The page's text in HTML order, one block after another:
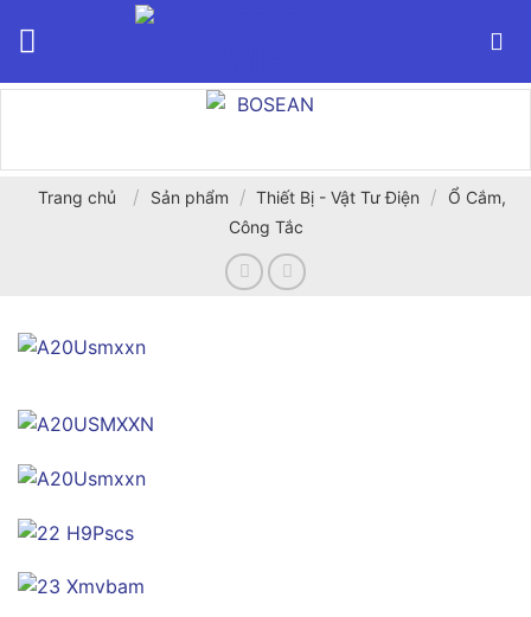
Trang chủ / Sản phẩm / Thiết Bị - Vật Tư Điện /
Ổ Cắm,
Công Tắc